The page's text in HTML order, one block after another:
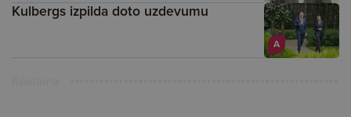
A
Kulbergs izpilda doto uzdevumu